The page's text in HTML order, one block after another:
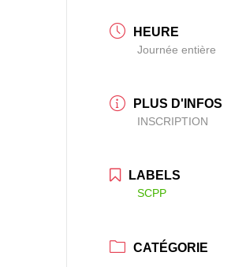
HEURE
Journée entière
PLUS D'INFOS
INSCRIPTION
LABELS
SCPP
CATÉGORIE